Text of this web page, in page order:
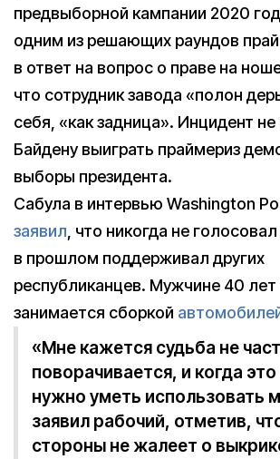
предвыборной кампании 2020
одним из решающих раундов
в ответ на вопрос о праве на
что сотрудник завода «полон
себя, «как задница». Инцидент
Байдену выиграть праймериз
выборы президента.
Cабула в интервью Washington
заявил , что никогда не
в прошлом поддерживал других
республиканцев. Мужчине 40 лет
занимается сборкой
«Мне кажется судьба не
поворачивается, и когда это
нужно уметь использовать
заявил рабочий, отметив,
стороны не жалеет о